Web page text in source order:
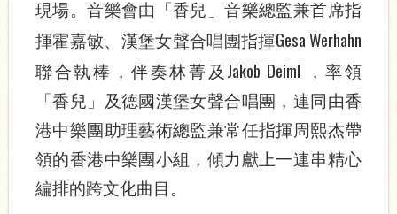
現場。音樂會由「香兒」音樂總監兼首席指
揮霍嘉敏、漢堡女聲合唱團指揮Gesa Werhahn
聯合執棒，伴奏林菁及 Jakob Deiml
，率領
「香兒」及德國漢堡女聲合唱團，連同由香
港中樂團助理藝術總監兼常任指揮周熙杰帶
領的香港中樂團小組，傾力獻上一連串精心
編排的跨文化曲目。